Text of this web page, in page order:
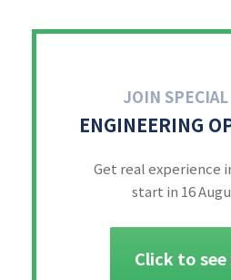
JOIN
ENGINEERING
Get real experience
start in 16
Click to